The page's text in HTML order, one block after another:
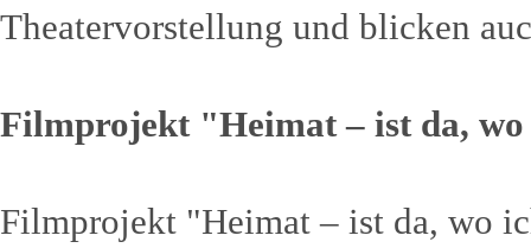
Theatervorstellung und blicken
Filmprojekt "Heimat – ist da,
Filmprojekt "Heimat – ist da, wo